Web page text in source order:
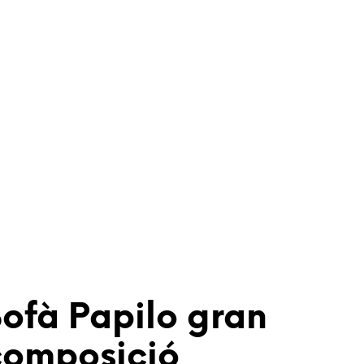
Papilo gran